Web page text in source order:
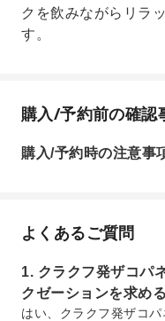
クを飲みながらリラ
す。
購入/予約前の確認
購入/予約時の注意事
よくあるご質問
1. クラクフ発ザコパ
クゼーションを求め
はい、クラクフ発ザコ